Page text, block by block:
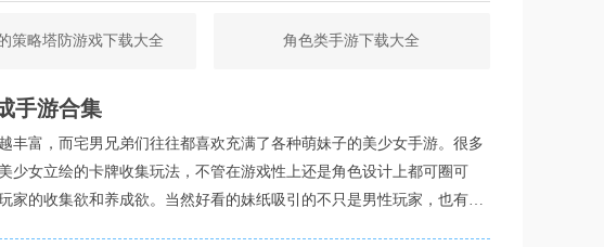
特技和强大的攻击力。玩家需要不断挑战他，才能最终粉碎
策略塔防游戏下载大全 角色类手游下载大全
手游合集
丰富，而宅男兄弟们往往都喜欢充满了各种萌妹子的美少女手游。很多
少女立绘的卡牌收集玩法，不管在游戏性上还是角色设计上都可圈可
家的收集欲和养成欲。当然好看的妹纸吸引的不只是男性玩家，也有女